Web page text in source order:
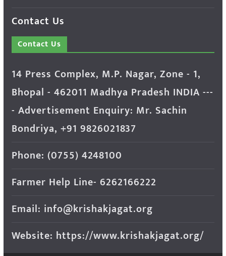
Contact Us
Contact Us
14 Press Complex, M.P. Nagar, Zone - 1,
Bhopal - 462011 Madhya Pradesh INDIA ---
- Advertisement Enquiry: Mr. Sachin
Bondriya, +91 9826021837
Phone: (0755) 4248100
Farmer Help Line- 6262166222
Email: info@krishakjagat.org
Website: https://www.krishakjagat.org/